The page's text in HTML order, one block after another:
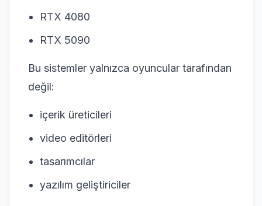
RTX 4080
RTX 5090
Bu sistemler yalnızca oyuncular tarafından
değil:
içerik üreticileri
video editörleri
tasarımcılar
yazılım geliştiriciler